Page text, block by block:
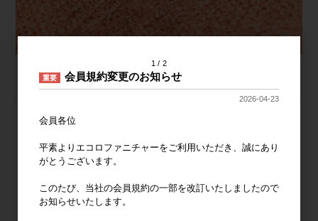
1 2
重要 会員規約変更のお知らせ
2026-04-23
会員各位
平素よりエコロファニチャーをご利用いただき、誠にあり
がとうございます。
このたび、当社の会員規約の一部を改訂いたしましたので
お知らせいたします。